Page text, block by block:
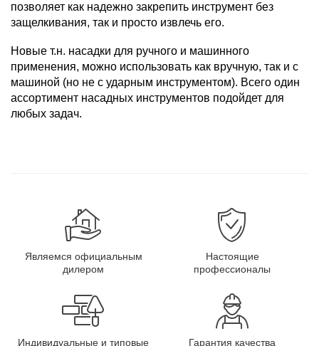
позволяет как надежно закрепить инструмент без
защелкивания, так и просто извлечь его.
Новые т.н. насадки для ручного и машинного
применения, можно использовать как вручную, так и с
машиной (но не с ударным инструментом). Всего один
ассортимент насадных инструментов подойдет для
любых задач.
Являемся официальным
дилером
Настоящие
профессионалы
Индивидуальные и типовые Гарантия качества